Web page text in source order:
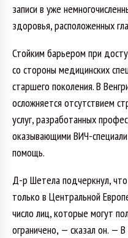
записи в уже
здоровья, расположенных
Стойким барьером при
со стороны медицинских
старшего поколения. В
осложняется отсутствием
услуг, разработанных
оказывающими ВИЧ-
помощь.
Д-р Шетела подчеркнул,
только в Центральной
число лиц, которые могут
ограничено, — сказал он. — В